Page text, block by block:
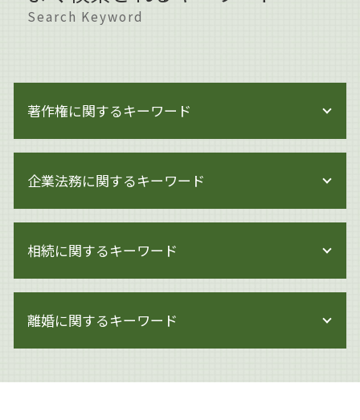
Search Keyword
著作権に関するキーワード
著作権 訴訟
著作権 著作物
著作権
著作権侵害 どこから
著作権 訴えられなければ
著作権とは 文化庁
著作権 著作者人格権
企業法務に関するキーワード
企業法務 大田区
企業法務 契約
事業承継 法人
事業承継とは
企業法務 会社
相続に関するキーワード
遺産分割 兄弟
遺言 生前対策
離婚に関するキーワード